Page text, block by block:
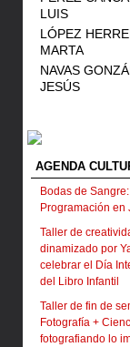
LUIS
LÓPEZ
MARTA
NAVAS
JESÚS
AGENDA
Bodas de Sangre:
Programación en
Taller de
dinamizado por
celebrar el Día
del Libro Infantil
Taller de fin de
Fotografía +
fotografiando lo